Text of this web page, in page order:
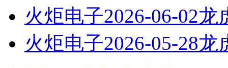
火炬电子2026-06-02龙
火炬电子2026-05-28龙